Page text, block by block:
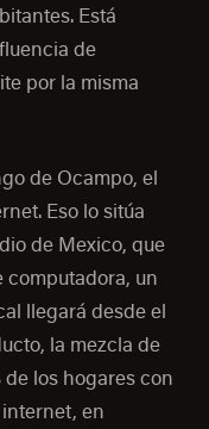
Está
de
por la misma
de Ocampo, el
Eso lo sitúa
de Mexico, que
computadora, un
llegará desde el
la mezcla de
los hogares con
en